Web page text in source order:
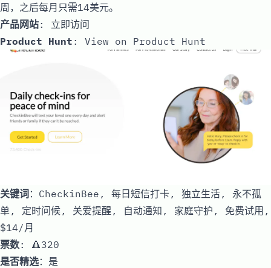
周，之后每月只需14美元。
产品网站: 立即访问
Product Hunt : View on Product Hunt
关键词：CheckinBee, 每日短信打卡, 独立生活, 永不孤
单, 定时问候, 关爱提醒, 自动通知, 家庭守护, 免费试用,
$14/月
票数: 🔺320
是否精选：是